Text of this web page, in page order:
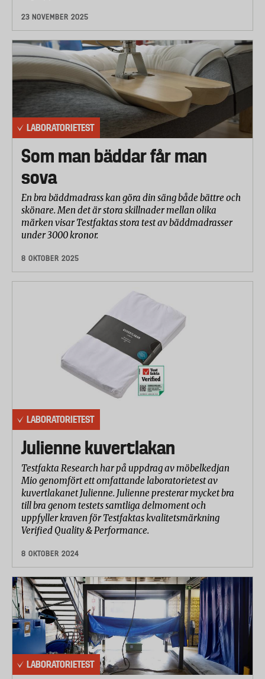
23 NOVEMBER 2025
LABORATORIETEST
Som man bäddar får man
sova
En bra bäddmadrass kan göra din säng både bättre och
skönare. Men det är stora skillnader mellan olika
märken visar Testfaktas stora test av bäddmadrasser
under 3000 kronor.
8 OKTOBER 2025
LABORATORIETEST
Julienne kuvertlakan
Testfakta Research har på uppdrag av möbelkedjan
Mio genomfört ett omfattande laboratorietest av
kuvertlakanet Julienne. Julienne presterar mycket bra
till bra genom testets samtliga delmoment och
uppfyller kraven för Testfaktas kvalitetsmärkning
Verified Quality & Performance.
8 OKTOBER 2024
LABORATORIETEST